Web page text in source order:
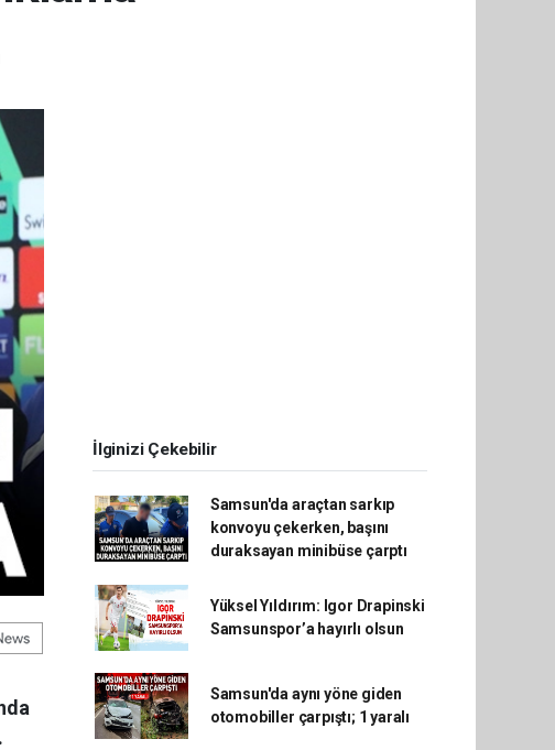
İlginizi Çekebilir
Samsun'da araçtan sarkıp
konvoyu çekerken, başını
duraksayan minibüse çarptı
Yüksel Yıldırım: Igor Drapinski
Samsunspor’a hayırlı olsun
Samsun'da aynı yöne giden
otomobiller çarpıştı; 1 yaralı